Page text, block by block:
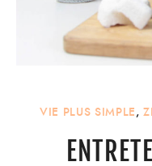
VIE PLUS SIMPLE,